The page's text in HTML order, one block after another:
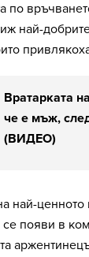
по
най-добрите
Вратарката
че е мъж,
(ВИДЕО)
най-
появи в